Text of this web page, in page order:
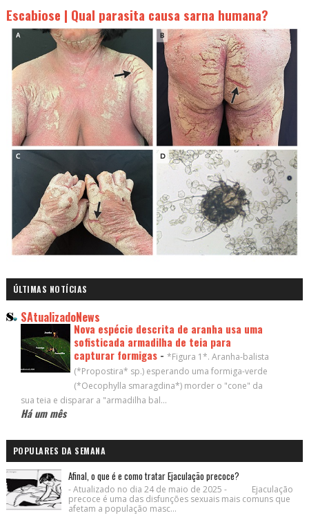
Escabiose | Qual parasita causa sarna humana?
ÚLTIMAS NOTÍCIAS
SAtualizadoNews
Nova espécie descrita de aranha usa uma
sofisticada armadilha de teia para
capturar formigas - *Figura 1*. Aranha-balista
(*Propostira* sp.) esperando uma formiga-verde
(*Oecophylla smaragdina*) morder o "cone" da
sua teia e disparar a "armadilha bal...
Há um mês
POPULARES DA SEMANA
Afinal, o que é e como tratar Ejaculação precoce?
- Atualizado no dia 24 de maio de 2025 - Ejaculação
precoce é uma das disfunções sexuais mais comuns que
afetam a população masc...